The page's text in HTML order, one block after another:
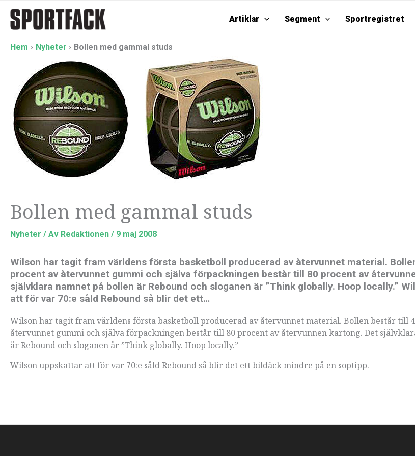
innehåll
Artiklar Segment Sportregistret
Hem Nyheter Bollen med gammal studs
Bollen med gammal studs
Nyheter / Av Redaktionen / 9 maj 2008
Wilson har tagit fram världens första basketboll producerad av återvunnet material.
procent av återvunnet gummi och själva förpackningen består till 80 procent av
självklara namnet på bollen är Rebound och sloganen är ”Think globally. Hoop locally.”
att för var 70:e såld Rebound så blir det ett…
Wilson har tagit fram världens första basketboll producerad av återvunnet material. Bollen består till
återvunnet gummi och själva förpackningen består till 80 procent av återvunnen kartong. Det
är Rebound och sloganen är ”Think globally. Hoop locally.”
Wilson uppskattar att för var 70:e såld Rebound så blir det ett bildäck mindre på en soptipp.